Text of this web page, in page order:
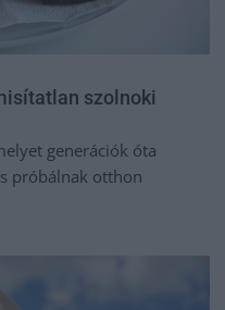
szolnoki
generációk óta
próbálnak otthon